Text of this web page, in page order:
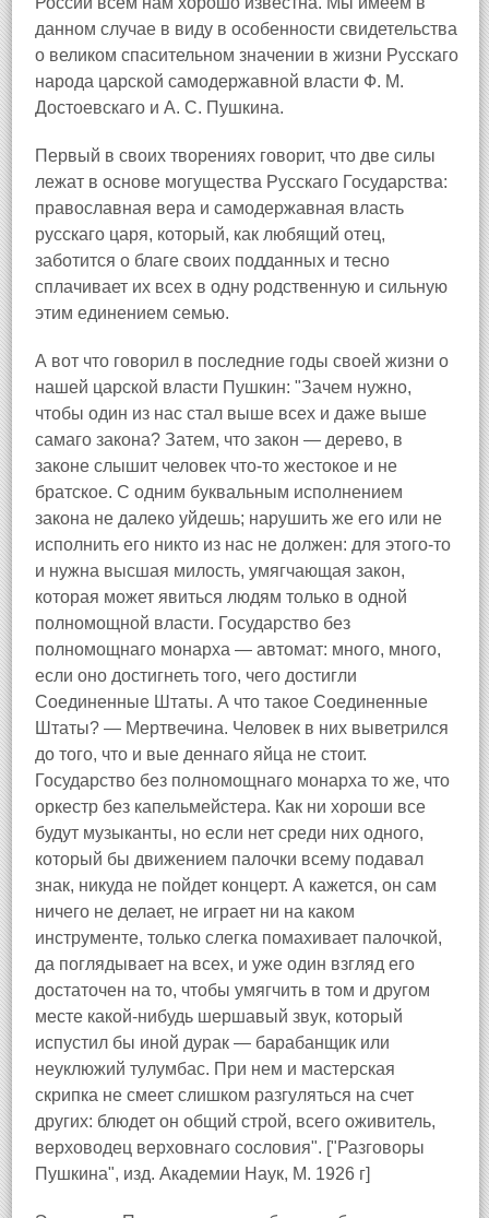
данном случае в виду в особенности свидетельства
о великом спасительном значении в жизни Русскаго
народа царской самодержавной власти Ф. М.
Достоевскаго и А. С. Пушкина.
Первый в своих творениях говорит, что две силы
лежат в основе могущества Русскаго Государства:
православная вера и самодержавная власть
русскаго царя, который, как любящий отец,
заботится о благе своих подданных и тесно
сплачивает их всех в одну родственную и сильную
этим единением семью.
А вот что говорил в последние годы своей жизни о
нашей царской власти Пушкин: "Зачем нужно,
чтобы один из нас стал выше всех и даже выше
самаго закона? Затем, что закон — дерево, в
законе слышит человек что-то жестокое и не
братское. С одним буквальным исполнением
закона не далеко уйдешь; нарушить же его или не
исполнить его никто из нас не должен: для этого-то
и нужна высшая милость, умягчающая закон,
которая может явиться людям только в одной
полномощной власти. Государство без
полномощнаго монарха — автомат: много, много,
если оно достигнеть того, чего достигли
Соединенные Штаты. А что такое Соединенные
Штаты? — Мертвечина. Человек в них выветрился
до того, что и вые деннаго яйца не стоит.
Государство без полномощнаго монарха то же, что
оркестр без капельмейстера. Как ни хороши все
будут музыканты, но если нет среди них одного,
который бы движением палочки всему подавал
знак, никуда не пойдет концерт. А кажется, он сам
ничего не делает, не играет ни на каком
инструменте, только слегка помахивает палочкой,
да поглядывает на всех, и уже один взгляд его
достаточен на то, чтобы умягчить в том и другом
месте какой-нибудь шершавый звук, который
испустил бы иной дурак — барабанщик или
неуклюжий тулумбас. При нем и мастерская
скрипка не смеет слишком разгуляться на счет
других: блюдет он общий строй, всего оживитель,
верховодец верховнаго сословия". ["Разговоры
Пушкина", изд. Академии Наук, М. 1926 г]